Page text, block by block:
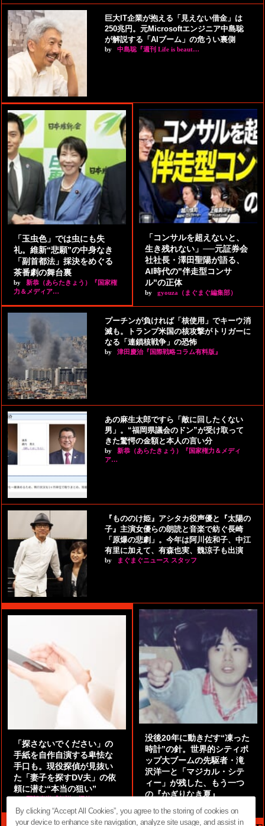
巨大IT企業が抱える「見えない借金」は
250兆円。元Microsoftエンジニア中島聡
が解説する「AIブーム」の危うい裏側
by 中島聡『週刊 Life is beaut…
「玉虫色」では虫にも失
礼。維新“悲願”の中身なき
「副首都法」採決をめぐる
茶番劇の舞台裏
by
新恭（あらたきょう）『国家権
力＆メディア…
「コンサルを超えないと、
生き残れない」──元証券会
社社長・澤田聖陽が語る、
AI時代の"伴走型コンサ
ル"の正体
by gyouza（まぐまぐ編集部）
プーチンが負ければ「核使用」でキーウ消
滅も。トランプ米国の核攻撃がトリガーに
なる「連鎖核戦争」の恐怖
by 津田慶治『国際戦略コラム有料版』
あの麻生太郎ですら「敵に回したくない
男」。“福岡県議会のドン”が受け取って
きた驚愕の金額と本人の言い分
by
新恭（あらたきょう）『国家権力＆メディ
ア…
『もののけ姫』アシタカ役声優と『太陽の
子』主演女優らの朗読と音楽で紡ぐ長崎
「原爆の悲劇」。今年は阿川佐和子、中江
有里に加えて、有森也実、魏涼子も出演
by まぐまぐニュース スタッフ
「探さないでください」の
手紙を自作自演する卑怯な
手口も。現役探偵が見抜い
た「妻子を探すDV夫」の依
頼に潜む“本当の狙い”
by 阿部泰尚『伝説の探偵』
没後20年に動きだす“凍った
時計”の針。世界的シティポ
ップ大ブームの先駆者・滝
沢洋一と「マジカル・シテ
ィー」が残した、もう一つ
の『かぎりなき夏』
By clicking “Accept All Cookies”, you agree to the storing of cookies on
your device to enhance site navigation, analyze site usage, and assist in